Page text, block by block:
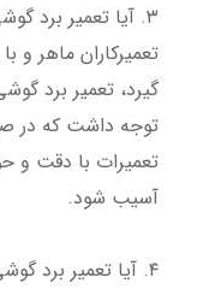
۳. آیا تعمیر برد
تعمیرکاران ماهر و
گیرد، تعمیر برد
توجه داشت که در
تعمیرات با دقت و
آسیب شود.
۴. آیا تعمیر برد